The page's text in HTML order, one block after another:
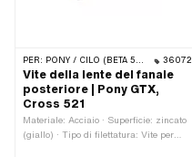
PER: PONY / CILO (BETA 521 E 512) 36072
Vite della lente del fanale
posteriore | Pony GTX,
Cross 521
Materiale: Acciaio · Superficie: zincato
(giallo) · Tipo di filettatura: Vite per